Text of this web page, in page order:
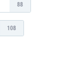
88
108